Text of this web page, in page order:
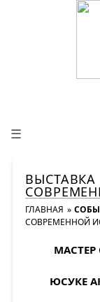
☰
ГЛАВНАЯ »
СОВРЕМЕННОЙ
МАСТЕР
ЮСУКЕ